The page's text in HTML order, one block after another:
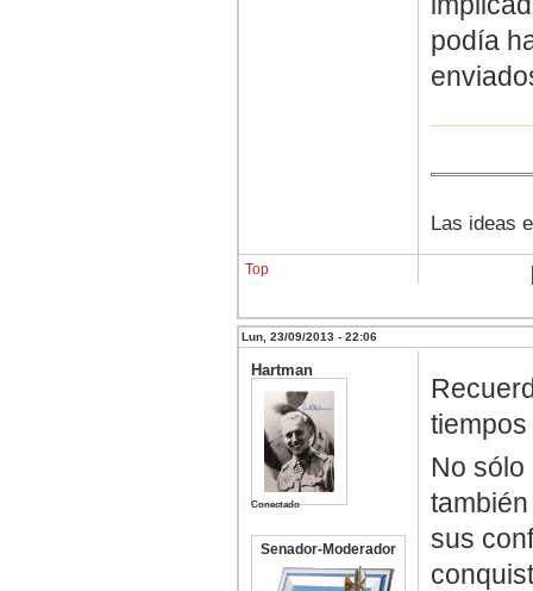
podía
Las ideas
Top
Lun, 23/09/2013 - 22:06
Hartman
Conectado
Senador-Moderador
No
sus